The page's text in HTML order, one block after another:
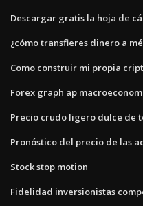
Descargar gratis la hoja de
¿cómo transfieres dinero a
Como construir mi propia
Forex graph ap
Precio crudo ligero dulce de
Pronóstico del precio de las
Stock stop motion
Fidelidad inversionistas